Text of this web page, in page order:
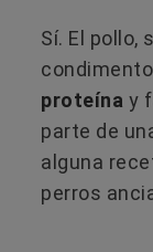
Sí. El pollo,
proteína y
parte de
alguna
perros